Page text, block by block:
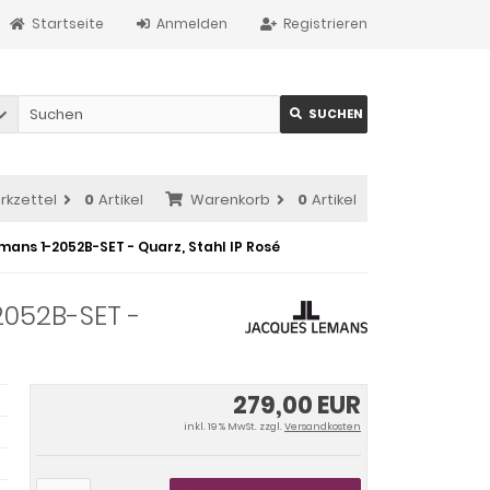
Registrieren
Anmelden
Startseite
SUCHEN
Warenkorb 0 Artikel
0 Artikel
1-2052B-SET - Quarz, Stahl IP Rosé
SET -
279,00 EUR
inkl. 19 % MwSt. zzgl.Versandkosten